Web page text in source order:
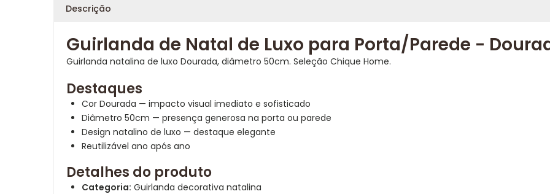
Descrição
Guirlanda de Natal de Luxo para Porta/Parede -
Guirlanda natalina de luxo Dourada, diâmetro 50cm. Seleção Chique Home.
Destaques
Cor Dourada — impacto visual imediato e sofisticado
Diâmetro 50cm — presença generosa na porta ou parede
Design natalino de luxo — destaque elegante
Reutilizável ano após ano
Detalhes do produto
Categoria: Guirlanda decorativa natalina